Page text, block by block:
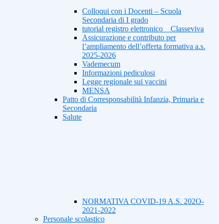
Colloqui con i Docenti – Scuola
Secondaria di I grado
tutorial registro elettronico _ Classeviva
Assicurazione e contributo per
l’ampliamento dell’offerta formativa a.s.
2025-2026
Vademecum
Informazioni pediculosi
Legge regionale sui vaccini
MENSA
Patto di Corresponsabilità Infanzia, Primaria e
Secondaria
Salute
NORMATIVA COVID-19 A.S. 202O-
2021-2022
Personale scolastico